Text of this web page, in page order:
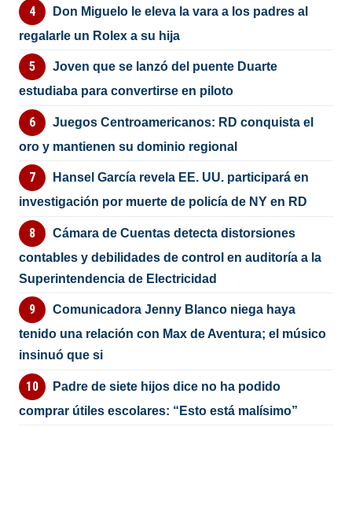
Don Miguelo le eleva la vara a los padres al
regalarle un Rolex a su hija
Joven que se lanzó del puente Duarte
estudiaba para convertirse en piloto
Juegos Centroamericanos: RD conquista el
oro y mantienen su dominio regional
Hansel García revela EE. UU. participará en
investigación por muerte de policía de NY en RD
Cámara de Cuentas detecta distorsiones
contables y debilidades de control en auditoría a la
Superintendencia de Electricidad
Comunicadora Jenny Blanco niega haya
tenido una relación con Max de Aventura; el músico
insinuó que si
Padre de siete hijos dice no ha podido
comprar útiles escolares: “Esto está malísimo”